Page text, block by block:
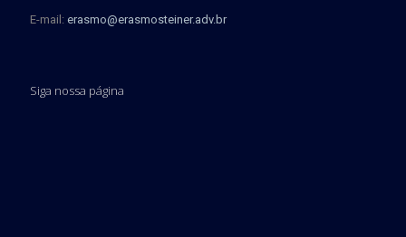
E-mail: erasmo@erasmosteiner.adv.br
Siga nossa página